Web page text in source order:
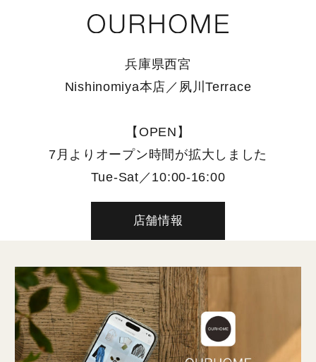
兵庫県西宮
Nishinomiya本店／夙川Terrace
【OPEN】
7月よりオープン時間が拡大しました
Tue-Sat／10:00-16:00
店舗情報